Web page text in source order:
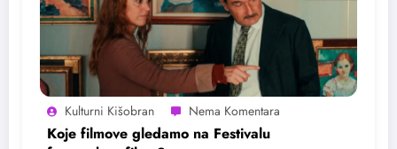
Kulturni Kišobran
Koje filmove gledamo na Festivalu